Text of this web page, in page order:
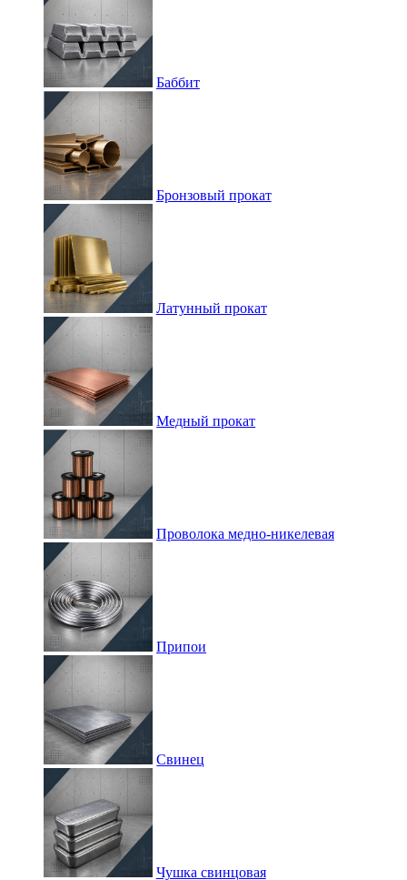
Баббит
Бронзовый прокат
Латунный прокат
Медный прокат
Проволока медно-никелевая
Припои
Свинец
Чушка свинцовая